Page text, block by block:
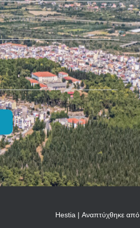
Hestia | Αναπτύχθηκε από